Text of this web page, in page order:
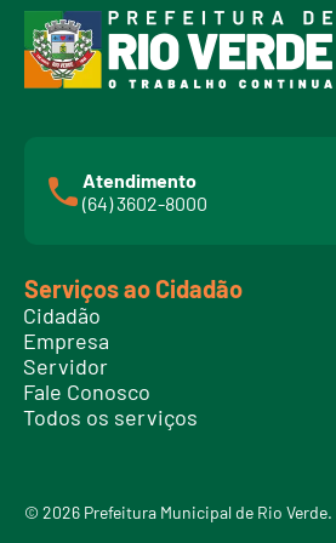
Atendimento
(64) 3602-8000
Serviços ao Cidadão
Cidadão
Empresa
Servidor
Fale Conosco
Todos os serviços
© 2026 Prefeitura Municipal de Rio Verde.